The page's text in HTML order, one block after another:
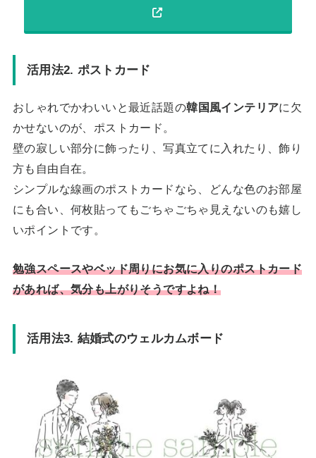
活用法2. ポストカード
おしゃれでかわいいと最近話題の韓国風インテリアに欠
かせないのが、ポストカード。
壁の寂しい部分に飾ったり、写真立てに入れたり、飾り
方も自由自在。
シンプルな線画のポストカードなら、どんな色のお部屋
にも合い、何枚貼ってもごちゃごちゃ見えないのも嬉し
いポイントです。
勉強スペースやベッド周りにお気に入りのポストカード
があれば、気分も上がりそうですよね！
活用法3. 結婚式のウェルカムボード